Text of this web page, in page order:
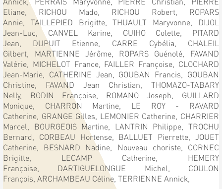
Eliane, RICHOU Mado, RICHOU Robert, ROPARS
Annie,TAILLEPIED Brigitte,THUAULT Maryvonne, DIJOL
Jean-Luc, CANVEL Karine, GUIHO Colette, PITARD
Jean, DUPUIT Etienne, CARRE Cybélia, CHALEIL
Gilbert, MARTIENNE Jérôme, ROPARS Guénolé, FAVAND
Valérie, MICHELOT France, FAILLER Françoise, CLOCHARD
Jean-Marie, CATHERINE Jean, GOUBAN Francis, GOUBAN
Christine, FAVAND Jean Christian, THOMAZO-TABARY
Nelly, BODIN Françoise, ROMANO Joseph, GUILLARD
Monique, CHARRON Martine, LE ROY - RAVARD
Catherine, GRANGE Gilles, LEMONIER Catherine, CHARRIER
Marcel, BOURGEOIS Martine, LANTRIN Philippe, TROCHU
Bernard, CORBEAU Hortense, BALLUET Pierrette, JOUET
Catherine, BESNARD Nadine, Nouveau choriste, CORNEC
Brigitte, LECAMP Catherine, HEMERY
Françoise, DARTIGUELONGUE Michel, COULON
François,ARCHAMBEAU Céline,TERRIENNE Annick,